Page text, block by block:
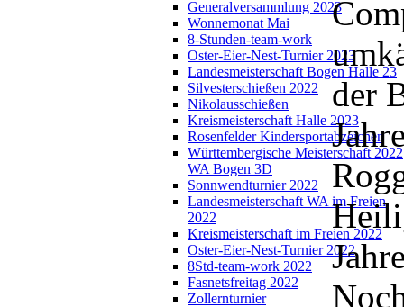
Generalversammlung 2023
Wonnemonat Mai
8-Stunden-team-work
Oster-Eier-Nest-Turnier 2023
Landesmeisterschaft Bogen Halle 23
Silvesterschießen 2022
Nikolausschießen
Kreismeisterschaft Halle 2023
Rosenfelder Kindersportabzeichen
Württembergische Meisterschaft 2022
WA Bogen 3D
Sonnwendturnier 2022
Landesmeisterschaft WA im Freien
2022
Kreismeisterschaft im Freien 2022
Oster-Eier-Nest-Turnier 2022
8Std-team-work 2022
Fasnetsfreitag 2022
Zollernturnier
der